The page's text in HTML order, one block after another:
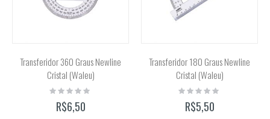
Transferidor 360 Graus Newline
Cristal (Waleu)
Rating:
R$6,50
Transferidor 180 Graus Newline
Cristal (Waleu)
Rating:
R$5,50